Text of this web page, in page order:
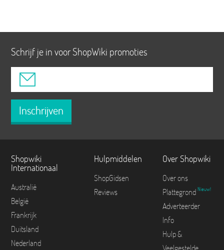
Schrijf je in voor ShopWiki promoties
Inschrijven
Shopwiki
Internationaal
Australië
België
Frankrijk
Duitsland
Nederland
Hulpmiddelen
ShopGidsen
Reviews
Over Shopwiki
Over ons
Plattegrond Nieuw!
Adverteerder
Info
Hulp &
Veelgestelde